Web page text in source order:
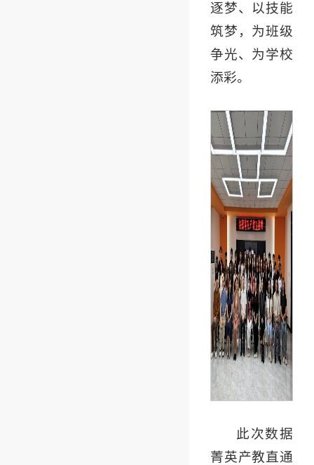
逐梦、以技能
筑梦，为班级
争光、为学校
添彩。
此次数据
菁英产教直通